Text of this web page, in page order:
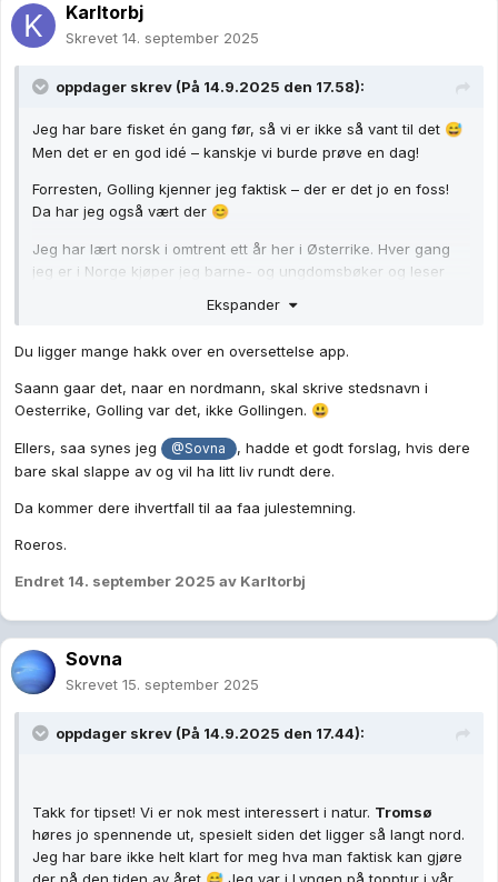
Karltorbj
Skrevet 14. september 2025
oppdager skrev (På 14.9.2025 den 17.58):
Jeg har bare fisket én gang før, så vi er ikke så vant til det 😅
Men det er en god idé – kanskje vi burde prøve en dag!
Forresten, Golling kjenner jeg faktisk – der er det jo en foss!
Da har jeg også vært der 😊
Jeg har lært norsk i omtrent ett år her i Østerrike. Hver gang
jeg er i Norge kjøper jeg barne- og ungdomsbøker og leser
ligner jo mye på tysk. Men jeg må innrømme at jeg får litt hjelp
ingen ville forstått meg🤣
Ekspander
Du ligger mange hakk over en oversettelse app.
Saann gaar det, naar en nordmann, skal skrive stedsnavn i
Oesterrike, Golling var det, ikke Gollingen. 😃
Ellers, saa synes jeg @Sovna
, hadde et godt forslag, hvis dere
bare skal slappe av og vil ha litt liv rundt dere.
Da kommer dere ihvertfall til aa faa julestemning.
Roeros.
Endret 14. september 2025 av Karltorbj
Sovna
Skrevet 15. september 2025
oppdager skrev (På 14.9.2025 den 17.44):
Takk for tipset! Vi er nok mest interessert i natur. Tromsø
høres jo spennende ut, spesielt siden det ligger så langt nord.
Jeg har bare ikke helt klart for meg hva man faktisk kan gjøre